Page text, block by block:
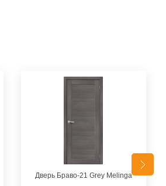
Дверь Браво-21 Grey Melinga